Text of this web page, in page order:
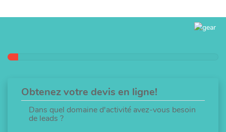
Obtenez votre devis en ligne!
Dans quel domaine d'activité avez-vous besoin
de leads ?